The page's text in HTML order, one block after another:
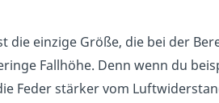
die einzige Größe, die bei der
Fallhöhe. Denn wenn du
Feder stärker vom